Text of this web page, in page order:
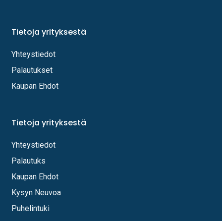
Tietoja yrityksestä
Yhteystiedot
Palautukset
Kaupan Ehdot
Tietoja yrityksestä
Yhteystiedot
Palautuks
Kaupan Ehdot
Kysyn Neuvoa
Puhelintuki